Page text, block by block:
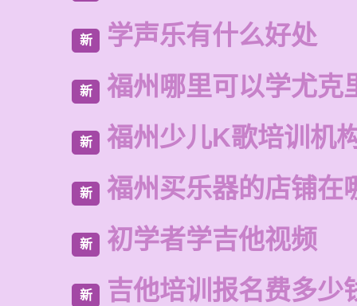
新 学声乐有什么好处
新 福州哪里可以学尤克
新 福州少儿K歌培训机
新 福州买乐器的店铺在
新 初学者学吉他视频
新 吉他培训报名费多少